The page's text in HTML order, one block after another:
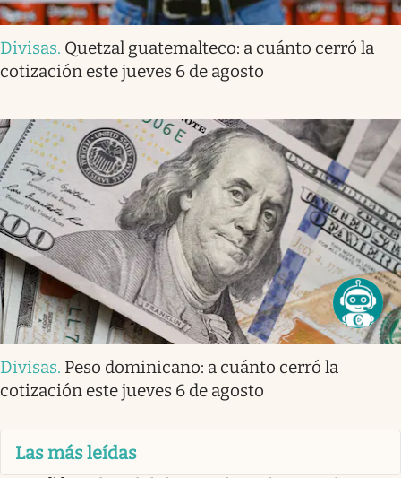
Divisas. Quetzal guatemalteco: a cuánto cerró la
cotización este jueves 6 de agosto
Divisas. Peso dominicano: a cuánto cerró la
cotización este jueves 6 de agosto
Las más leídas